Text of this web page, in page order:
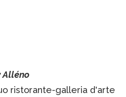
Alléno
ristorante-galleria d'arte